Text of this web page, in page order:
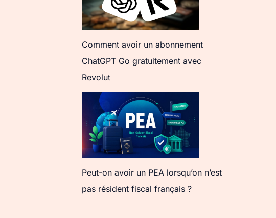
Comment avoir un abonnement
ChatGPT Go gratuitement avec
Revolut
Peut-on avoir un PEA lorsqu’on n’est
pas résident fiscal français ?